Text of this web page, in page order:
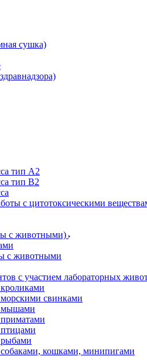
сушка)
тип A2
тип B2
с цитотоксическими
с животными)
с животными
с участием лабораторных
свинками
мышами
рыбами
кошками, минипигами